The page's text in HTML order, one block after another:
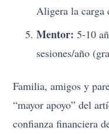
Aligera la carga
Mentor: 5-10
sesiones/año
Familia, amigos y
“mayor apoyo” del
confianza financiera